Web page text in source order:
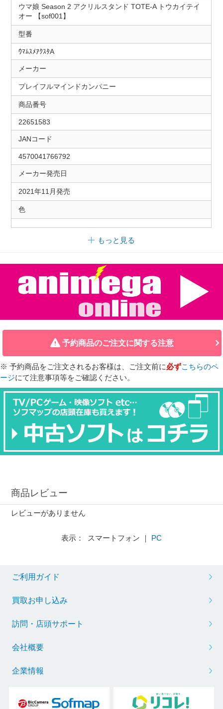
ウマ娘 Season 2 アクリルスタンド TOTE-A トウカイテイ
オー 【sof001】
型番
ｳﾏﾑｽﾒｱｸｽﾀA
メーカー
プレイフルマインドカンパニー
商品番号
22651583
JANコード
4570041766792
メーカー発売日
2021年11月発売
色
もっと見る
予約商品のご注文に関する注意
※ 予約商品をご注文されるお客様は、ご注文前に必ずこちらのペ
ージにて注意事項等をご確認ください。
商品レビュー
レビューがありません
表示： スマートフォン ｜ PC
ご利用ガイド
買取お申し込み
訪問・店頭サポート
会社概要
企業情報